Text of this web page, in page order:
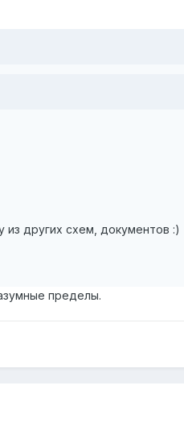
из других схем, документов :)
пределы.